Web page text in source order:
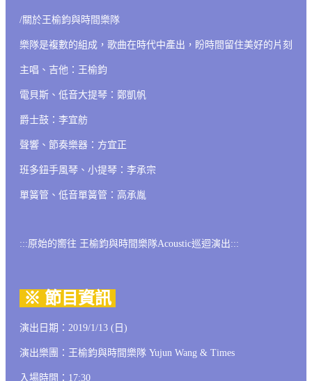
/關於王榆鈞與時間樂隊
樂隊是複數的組成，歌曲在時代中產出，盼時間留住美好的片刻
主唱、吉他：王榆鈞
電貝斯、低音大提琴：鄭凱帆
爵士鼓：李宜舫
聲響、節奏樂器：方宜正
班多鈕手風琴、小提琴：李承宗
單簧管、低音單簧管：高承胤
:::原始的嚮往 王榆鈞與時間樂隊Acoustic巡迴演出:::
※ 節目資訊
演出日期：2019/1/13 (日)
演出樂團：王榆鈞與時間樂隊 Yujun Wang & Times
入場時間：17:30